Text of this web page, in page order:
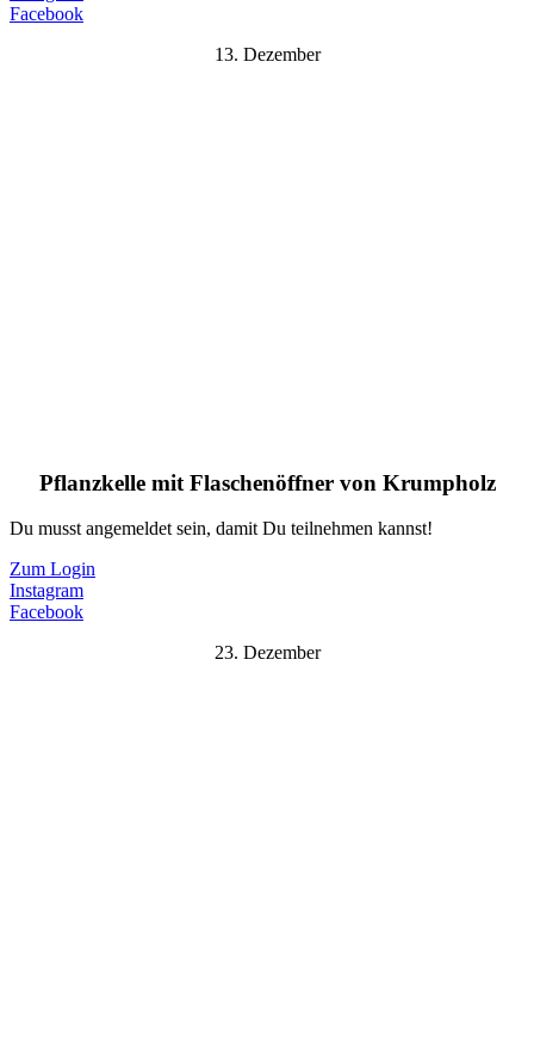
Facebook
13. Dezember
Pflanzkelle mit Flaschenöffner von Krumpholz
Du musst angemeldet sein, damit Du teilnehmen kannst!
Zum Login
Instagram
Facebook
23. Dezember